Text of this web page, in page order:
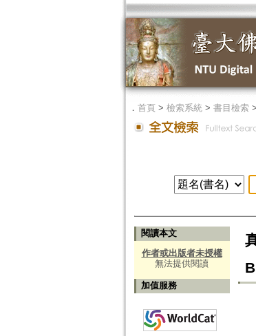
． 首頁> 檢索系統> 書目檢索>
閱讀本文
作者或出版者未授權
無法提供閱讀
加值服務